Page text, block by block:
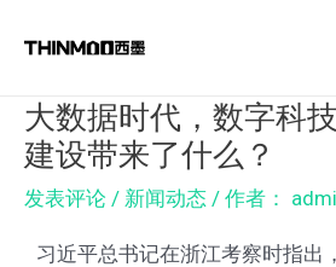
大数据时代，数字科
建设带来了什么？
发表评论 / 新闻动态 / 作者：
习近平总书记在浙江考察时指出
navigation